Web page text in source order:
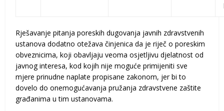
Rješavanje pitanja poreskih dugovanja javnih zdravstvenih
ustanova dodatno otežava činjenica da je riječ o poreskim
obveznicima, koji obavljaju veoma osjetljivu djelatnost od
javnog interesa, kod kojih nije moguće primijeniti sve
mjere prinudne naplate propisane zakonom, jer bi to
dovelo do onemogućavanja pružanja zdravstvene zaštite
građanima u tim ustanovama.